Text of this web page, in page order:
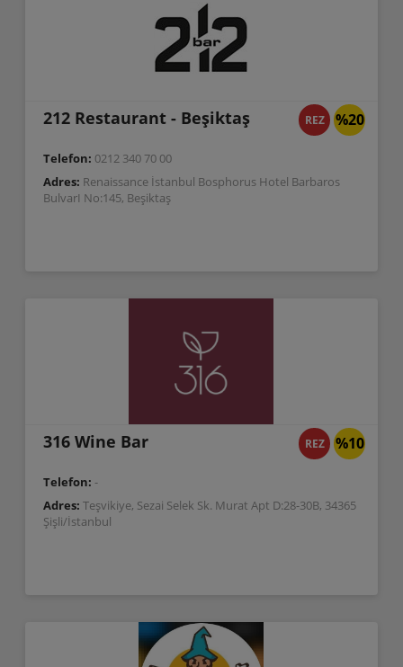
%20
REZ
212 Restaurant - Beşiktaş
Telefon: 0212 340 70 00
Adres: Renaissance İstanbul Bosphorus Hotel Barbaros
BulvarI No:145, Beşiktaş
%10
REZ
316 Wine Bar
Telefon: -
Adres: Teşvikiye, Sezai Selek Sk. Murat Apt D:28-30B, 34365
Şişli/İstanbul